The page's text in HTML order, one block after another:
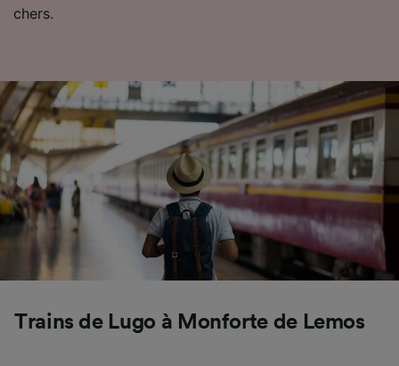
chers.
Trains de Lugo à Monforte de Lemos